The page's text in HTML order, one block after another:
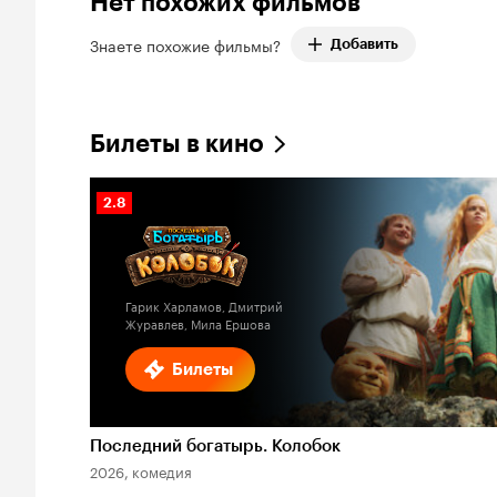
Знаете похожие фильмы? Добавить
Билеты в кино
Билеты
Рейтинг
Кинопоиска
2.8
Гарик Харламов, Дмитрий
Журавлев, Мила Ершова
Последний богатырь. Колобок
2026, комедия